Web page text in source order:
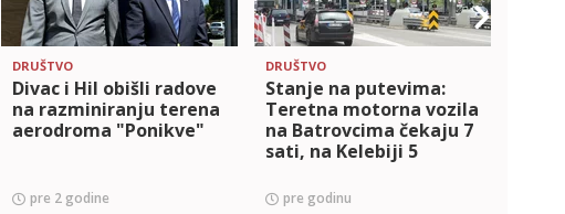
DRUŠTVO
Divac i Hil obišli radove
na razminiranju terena
aerodroma "Ponikve"
pre 2 godine
DRUŠTVO
Stanje na putevima:
Teretna motorna vozila
na Batrovcima čekaju 7
sati, na Kelebiji 5
pre godinu